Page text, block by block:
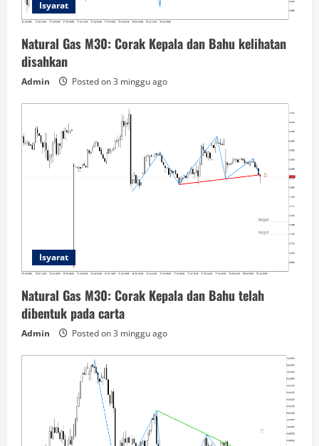
Isyarat
Natural Gas M30: Corak Kepala dan Bahu kelihatan
disahkan
Admin Posted on 3 minggu ago
Isyarat
Natural Gas M30: Corak Kepala dan Bahu telah
dibentuk pada carta
Admin Posted on 3 minggu ago